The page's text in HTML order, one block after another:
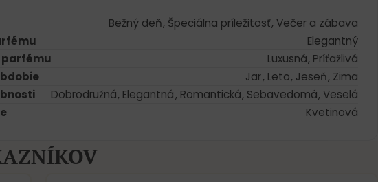
Bežný deň, Špeciálna príležitosť, Večer a zábava
Elegantný
parfému
Luxusná, Príťažlivá
Jar, Leto, Jeseň, Zima
Dobrodružná, Elegantná, Romantická, Sebavedomá, Veselá
Kvetinová